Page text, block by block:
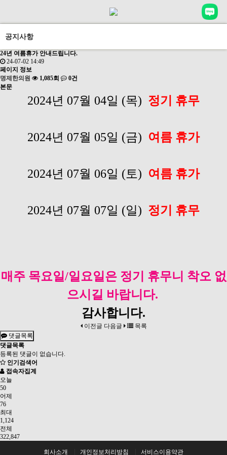
공지사항
24년 여름휴가 안내드립니다.
24-07-02 14:49
페이지 정보
명제한의원
1,085회
0건
본문
2024년 07월 04일 (목) 정기 휴무
2024년 07월 05일 (금) 여름 휴가
2024년 07월 06일 (토) 여름 휴가
2024년 07월 07일 (일) 정기 휴무
매주 목요일/일요일은 정기 휴무니 착오 없
으시길 바랍니다.
감사합니다​.
이전글 다음글
목록
댓글목록
댓글목록
등록된 댓글이 없습니다.
인기검색어
접속자집계
오늘
50
어제
76
최대
1,124
전체
322,847
회사소개 개인정보처리방침 서비스이용약관